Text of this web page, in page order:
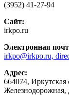
(3952) 41-27-94
Сайт:
irkpo.ru
Электронная
irkpo@irkpo.ru,
Адрес:
664074, Иркутская
Железнодорожная,